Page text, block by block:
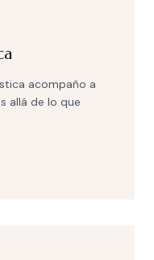
acompaño a
allá de lo que